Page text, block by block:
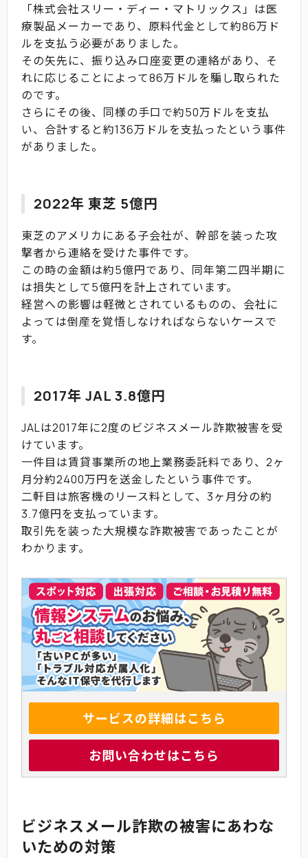
「株式会社スリー・ディー・マトリックス」は医
療製品メーカーであり、原料代金として約86万ド
ルを支払う必要がありました。
その矢先に、振り込み口座変更の連絡があり、そ
れに応じることによって86万ドルを騙し取られた
のです。
さらにその後、同様の手口で約50万ドルを支払
い、合計すると約136万ドルを支払ったという事件
がありました。
2022年 東芝 5億円
東芝のアメリカにある子会社が、幹部を装った攻
撃者から連絡を受けた事件です。
この時の金額は約5億円であり、同年第二四半期に
は損失として5億円を計上されています。
経営への影響は軽微とされているものの、会社に
よっては倒産を覚悟しなければならないケースで
す。
2017年 JAL 3.8億円
JALは2017年に2度のビジネスメール詐欺被害を受
けています。
一件目は賃貸事業所の地上業務委託料であり、2ヶ
月分約2400万円を送金したという事件です。
二軒目は旅客機のリース料として、3ヶ月分の約
3.7億円を支払っています。
取引先を装った大規模な詐欺被害であったことが
わかります。
サービスの詳細はこちら
お問い合わせはこちら
ビジネスメール詐欺の被害にあわな
いための対策